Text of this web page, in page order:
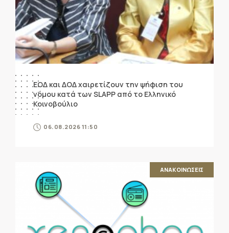
ΕΟΔ και ΔΟΔ χαιρετίζουν την ψήφιση του
νόμου κατά των SLAPP από το Ελληνικό
Κοινοβούλιο
06.08.2026 11:50
ΑΝΑΚΟΙΝΩΣΕΙΣ